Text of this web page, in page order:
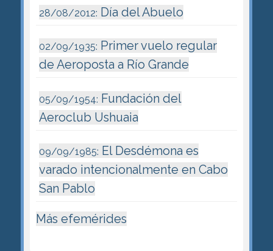
28/08/2012: Día del Abuelo
02/09/1935: Primer vuelo regular
de Aeroposta a Río Grande
05/09/1954: Fundación del
Aeroclub Ushuaia
09/09/1985: El Desdémona es
varado intencionalmente en Cabo
San Pablo
Más efemérides